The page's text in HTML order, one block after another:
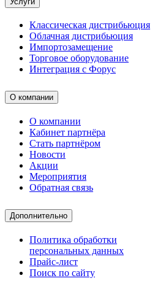
Классическая дистрибьюция
Облачная дистрибьюция
Импортозамещение
Торговое оборудование
Интеграция с Форус
О компании
О компании
Кабинет партнёра
Стать партнёром
Новости
Акции
Мероприятия
Обратная связь
Дополнительно
Политика обработки
персональных данных
Прайс-лист
Поиск по сайту